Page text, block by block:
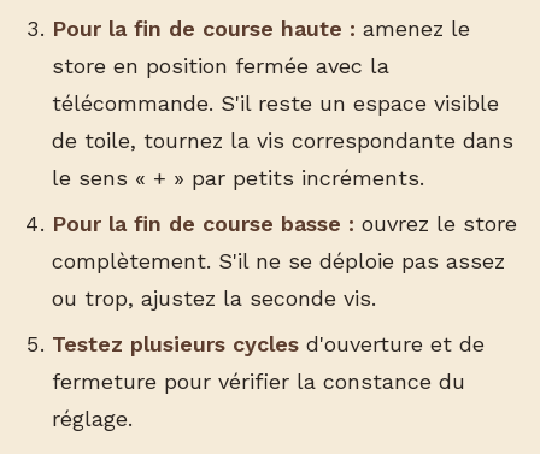
Pour la fin de course haute : amenez le
store en position fermée avec la
télécommande. S'il reste un espace visible
de toile, tournez la vis correspondante dans
le sens « + » par petits incréments.
Pour la fin de course basse : ouvrez le store
complètement. S'il ne se déploie pas assez
ou trop, ajustez la seconde vis.
Testez plusieurs cyclesd'ouverture et de
fermeture pour vérifier la constance du
réglage.